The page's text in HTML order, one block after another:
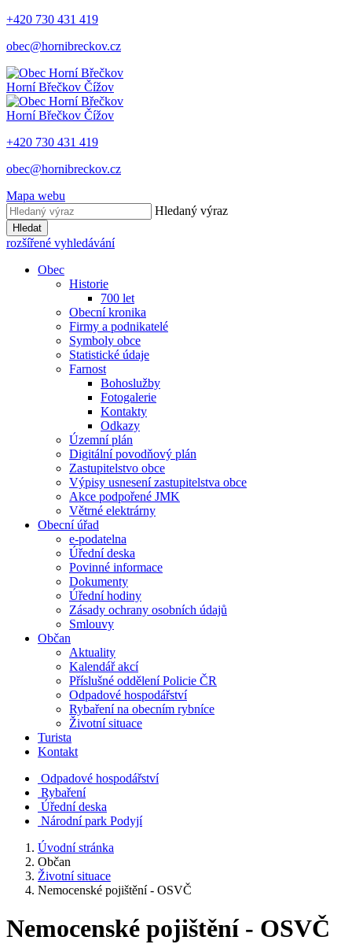
+420 730 431 419
obec@hornibreckov.cz
Horní Břečkov Čížov
Horní Břečkov Čížov
+420 730 431 419
obec@hornibreckov.cz
Mapa webu
Hledaný výraz
Hledat
rozšířené vyhledávání
Obec
Historie
700 let
Obecní kronika
Firmy a podnikatelé
Symboly obce
Statistické údaje
Farnost
Bohoslužby
Fotogalerie
Kontakty
Odkazy
Územní plán
Digitální povodňový plán
Zastupitelstvo obce
Výpisy usnesení zastupitelstva obce
Akce podpořené JMK
Větrné elektrárny
Obecní úřad
e-podatelna
Úřední deska
Povinné informace
Dokumenty
Úřední hodiny
Zásady ochrany osobních údajů
Smlouvy
Občan
Aktuality
Kalendář akcí
Příslušné oddělení Policie ČR
Odpadové hospodářství
Rybaření na obecním rybníce
Životní situace
Turista
Kontakt
Odpadové hospodářství
Rybaření
Úřední deska
Národní park Podyjí
Úvodní stránka
Občan
Životní situace
Nemocenské pojištění - OSVČ
Nemocenské pojištění - OSVČ